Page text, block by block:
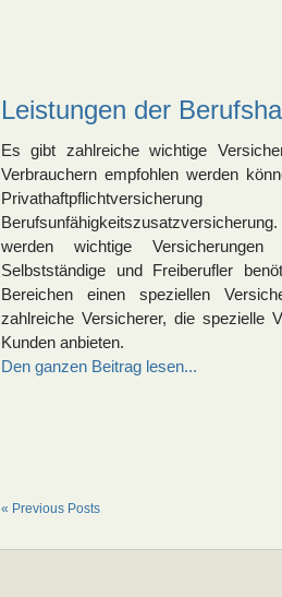
Leistungen der
Es gibt zahlreiche wichtige
Verbrauchern empfohlen werden
werden wichtige Versicherungen
Selbstständige und Freiberufler
Bereichen einen speziellen
zahlreiche Versicherer, die spezielle
Kunden anbieten.
Den ganzen Beitrag lesen...
« Previous Posts